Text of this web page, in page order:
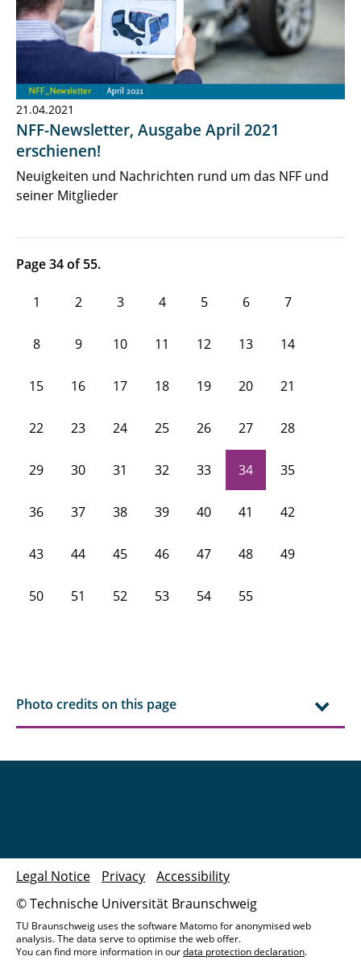
21.04.2021
NFF-Newsletter, Ausgabe April 2021
erschienen!
Neuigkeiten und Nachrichten rund um das NFF und
seiner Mitglieder
Page 34 of 55.
1 2 3 4 5 6 7
8 9 10 11 12 13 14
15 16 17 18 19 20 21
22 23 24 25 26 27 28
29 30 31 32 33 34 35
36 37 38 39 40 41 42
43 44 45 46 47 48 49
50 51 52 53 54 55
Photo credits on this page
© Technische Universität Braunschweig
Legal Notice Privacy Accessibility
TU Braunschweig uses the software Matomo for anonymised web
analysis. The data serve to optimise the web offer.
You can find more information in ourdata protection declaration.